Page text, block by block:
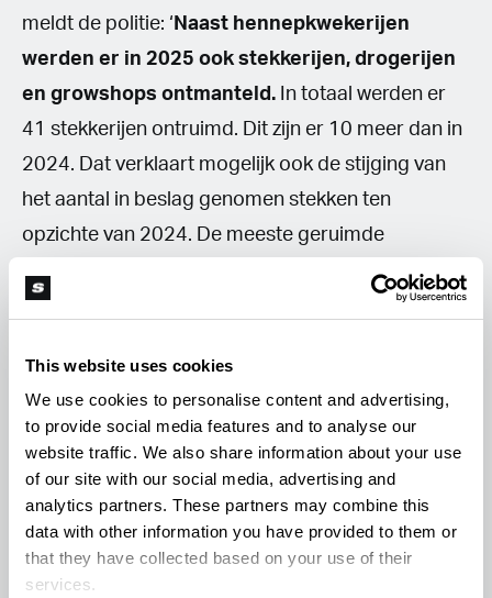
This website uses cookies
We use cookies to personalise content and advertising,
to provide social media features and to analyse our
website traffic. We also share information about your use
of our site with our social media, advertising and
analytics partners. These partners may combine this
data with other information you have provided to them or
that they have collected based on your use of their
services.
meldt de politie: ‘ Naast hennepkwekerijen
werden er in 2025 ook stekkerijen, drogerijen
en growshops ontmanteld. In totaal werden er
41 stekkerijen ontruimd. Dit zijn er 10 meer dan in
2024. Dat verklaart mogelijk ook de stijging van
het aantal in beslag genomen stekken ten
opzichte van 2024. De meeste geruimde
stekkerijen bevonden zich net als vorig jaar in
Zeeland-West-Brabant (12). Het aantal drogerijen
drogerijen in 2025. De meeste drogerijen zijn
ontmanteld in de eenheden Oost-Nederland (3) en
Noord-Holland (3). Daarnaast zijn er ook 5
growshops gesloten op basis van artikel 11A van
de Opiumwet. Dit waren er 2 minder dan vorig
jaar. De growshops zijn gesloten in de eenheden
Noord-Holland (2), Limburg (2) en Oost-Brabant